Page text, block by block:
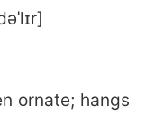
ornate; hangs